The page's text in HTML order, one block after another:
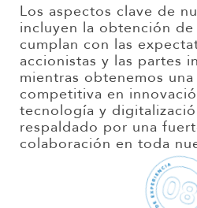
Los aspectos clave de
incluyen la obtención
cumplan con las
accionistas y las partes
mientras obtenemos
competitiva en
tecnología y
respaldado por una
colaboración en toda